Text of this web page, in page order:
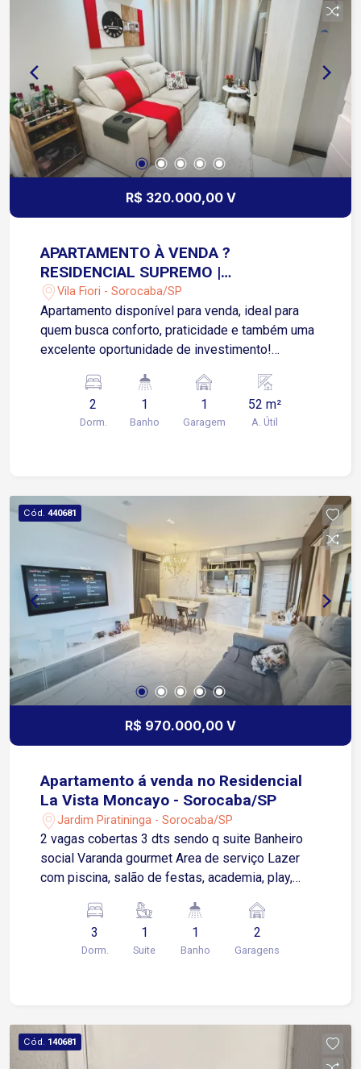
garantindo um excelente retorno sobre o
investimento
R$ 320.000,00 V
APARTAMENTO À VENDA ?
RESIDENCIAL SUPREMO |
SOROCABA/SP | VILA FIORE
Vila Fiori - Sorocaba/SP
Apartamento disponível para venda, ideal para
quem busca conforto, praticidade e também uma
excelente oportunidade de investimento!
armário planejado completo) Sala aconchegante
com painel planejado Cozinha com armário
planejado 1 Banheiro com Box e armário
Churrasqueira Salão de festas Playground
Piscina adulto e infantil Mercadinho Portaria 24h
Segurança 24h Excelente opção para morar ou
investir com segurança e comodidade!
2
Dorm.
1
Banho
1
Garagem
52 m²
A. Útil
Cód. 440681
R$ 970.000,00 V
Apartamento á venda no Residencial
La Vista Moncayo - Sorocaba/SP
Jardim Piratininga - Sorocaba/SP
2 vagas cobertas 3 dts sendo q suite Banheiro
social Varanda gourmet Area de serviço Lazer
com piscina, salão de festas, academia, play,
3
Dorm.
1
Suite
1
Banho
2
Garagens
Cód. 140681